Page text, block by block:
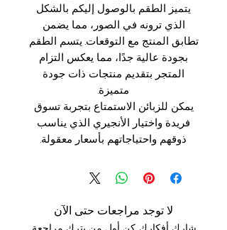
يتميز الطقم بالوصول إليكم بالشكل
الذي ترونه في الصور، مما يضمن
تطابق المنتج مع التوقعات. يتسم الطقم
بجودة عالية جدًا، مما يعكس التزام
المتجر بتقديم منتجات ذات جودة
متميزة.
يمكن للزبائن الاستمتاع بتجربة تسوق
فريدة واختيار الأنجيري الذي يناسب
ذوقهم واحتياجاتهم بأسعار معقولة.
لا توجد مراجعات حتى الآن